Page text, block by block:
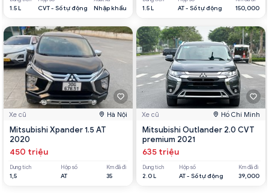
1.5 L CVT - Số tự động Nhập khẩu
Xe cũ Hà Nội
Mitsubishi Xpander 1.5 AT
2020
450 triệu
Dung tích
1,5
Hộp số
AT
Km đã đi
35
1.5 L AT - Số tự động 150,000
Xe cũ Hồ Chí Minh
Mitsubishi Outlander 2.0 CVT
premium 2021
635 triệu
Dung tích
2.0 L
Hộp số
AT - Số tự động
Km đã đi
39,000